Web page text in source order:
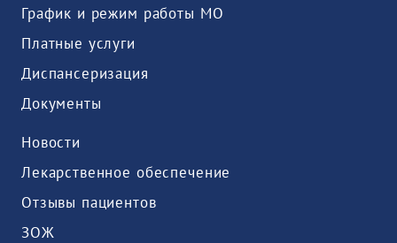
График и режим работы МО
Платные услуги
Диспансеризация
Документы
Новости
Лекарственное обеспечение
Отзывы пациентов
ЗОЖ